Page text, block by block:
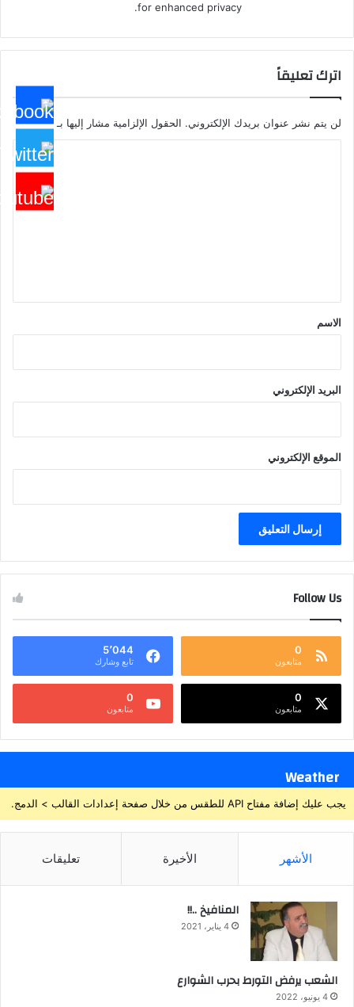
for enhanced privacy.
اترك تعليقاً
لن يتم نشر عنوان بريدك الإلكتروني. الحقول الإلزامية مشار إليها بـ*
*
الاسم
البريد الإلكتروني
الموقع الإلكتروني
Follow Us
0
متابعون
5٬044
تابع وشارك
0
متابعون
0
متابعون
Weather
يجب عليك إضافة مفتاح API للطقس من خلال صفحة إعدادات القالب > الدمج.
الأشهر الأخيرة تعليقات
المنافيخ ..!!
4 يناير، 2021
الشعب يرفض التورط بحرب الشوارع
4 يونيو، 2022